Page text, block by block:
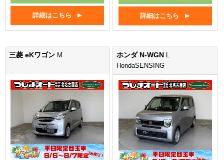
詳細はこちら 詳細はこちら
三菱 eKワゴン M ホンダ N-WGN L
HondaSENSING